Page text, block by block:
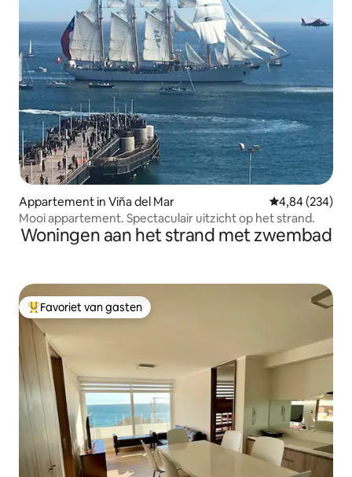
Appartement in Viña del Mar Gemiddelde
4,84 (234)
Mooi appartement. Spectaculair uitzicht op het strand.
Woningen aan het strand met zwembad
Topfavoriet van gasten
Favoriet van gasten